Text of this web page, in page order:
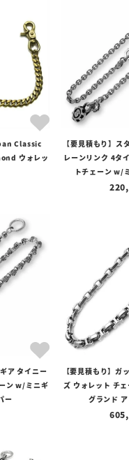
Classic
ウォレッ
【要見積もり】ス
レーンリンク 4タ
トチェーン w/
ア タイニー
ン w/ミニギ
ー
【要見積もり】ガ
ズ ウォレット チ
グランド